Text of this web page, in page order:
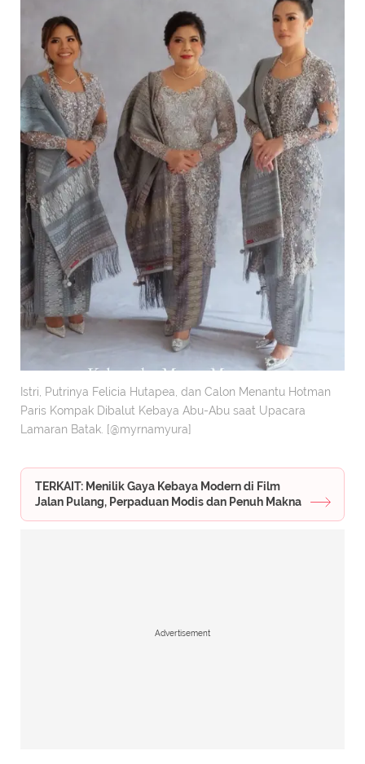
Istri, Putrinya Felicia Hutapea, dan Calon Menantu Hotman
Paris Kompak Dibalut Kebaya Abu-Abu saat Upacara
Lamaran Batak. [@myrnamyura]
TERKAIT: Menilik Gaya Kebaya Modern di Film
Jalan Pulang, Perpaduan Modis dan Penuh Makna
Advertisement